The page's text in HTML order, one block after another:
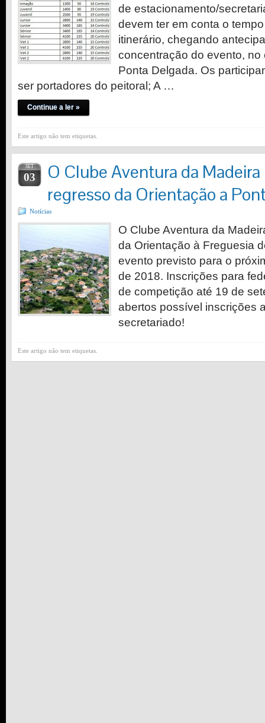
de estacionamento/
devem ter em conta o
itinerário, chegando
concentração do evento,
Ponta Delgada. Os
ser portadores do peitoral; A …
Continue a ler »
Este artigo não tem etiquetas.
SET
03
O Clube Aventura da Madeira
regresso da Orientação a
Notícias
O Clube Aventura da
da Orientação à Freguesia
evento previsto para o
de 2018. Inscrições para
de competição até 19 de
abertos possível inscrições
secretariado!
Este artigo não tem etiquetas.